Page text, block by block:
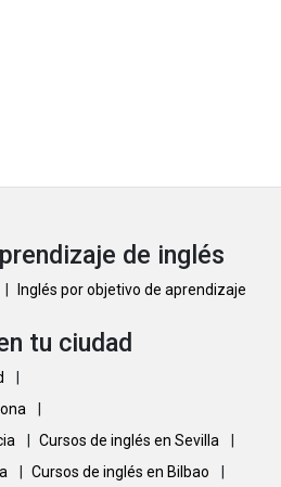
de inglés
Inglés por objetivo de aprendizaje
tu ciudad
Cursos de inglés en Sevilla
Cursos de inglés en Bilbao